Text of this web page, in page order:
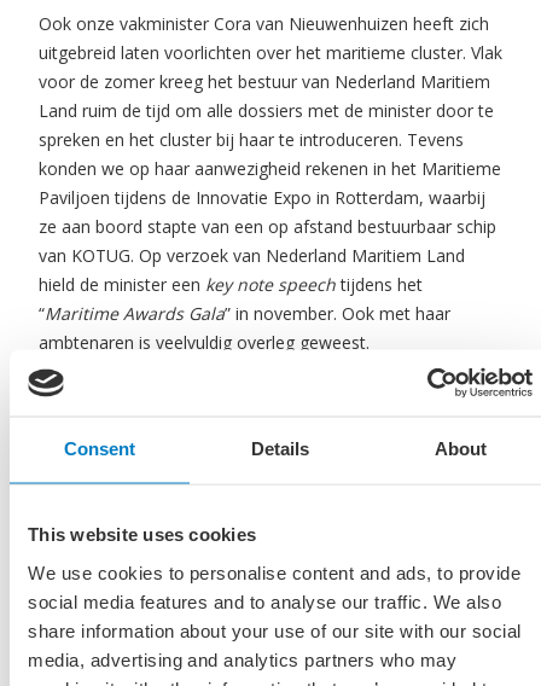
Consent Details About
This website uses cookies
We use cookies to personalise content and ads, to provide
social media features and to analyse our traffic. We also
share information about your use of our site with our social
media, advertising and analytics partners who may
Ook onze vakminister Cora van Nieuwenhuizen heeft zich
uitgebreid laten voorlichten over het maritieme cluster. Vlak
voor de zomer kreeg het bestuur van Nederland Maritiem
Land ruim de tijd om alle dossiers met de minister door te
spreken en het cluster bij haar te introduceren. Tevens
konden we op haar aanwezigheid rekenen in het Maritieme
Paviljoen tijdens de Innovatie Expo in Rotterdam, waarbij
ze aan boord stapte van een op afstand bestuurbaar schip
van KOTUG. Op verzoek van Nederland Maritiem Land
hield de minister een key note speechtijdens het
“Maritime Awards Gala” in november. Ook met haar
ambtenaren is veelvuldig overleg geweest.
Werkgelegenheid
contact plaats, vooral met het Ministerie van Sociale Zaken
en Werkgelegenheid, onder meer over de “Riding Crews”
die door reders aan boord worden geplaatst tijdens grote
onderhoudsklussen aan cruiseschepen in Nederland. De
inspectie in Nederland gaat daar anders mee om dan
bijvoorbeeld in Duitsland. Daardoor loopt het cluster in